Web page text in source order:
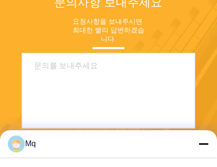
요청사항을 보내주시면
최대한 빨리 답변하겠습
니다.
Mq